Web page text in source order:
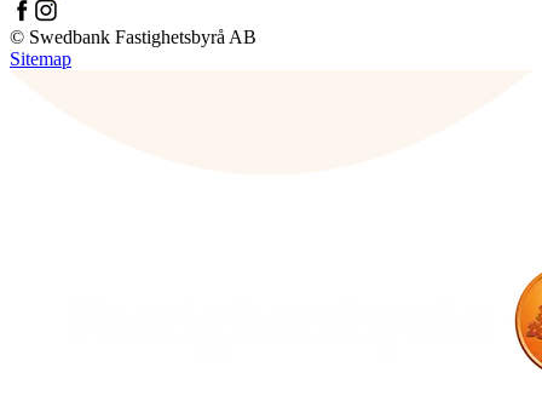
© Swedbank Fastighetsbyrå AB
Sitemap